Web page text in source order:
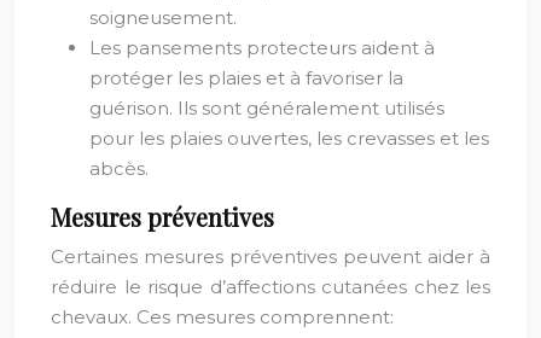
soigneusement.
Les pansements protecteurs aident à
protéger les plaies et à favoriser la
guérison. Ils sont généralement utilisés
pour les plaies ouvertes, les crevasses et les
abcès.
Mesures préventives
Certaines mesures préventives peuvent aider à
réduire le risque d’affections cutanées chez les
chevaux. Ces mesures comprennent: